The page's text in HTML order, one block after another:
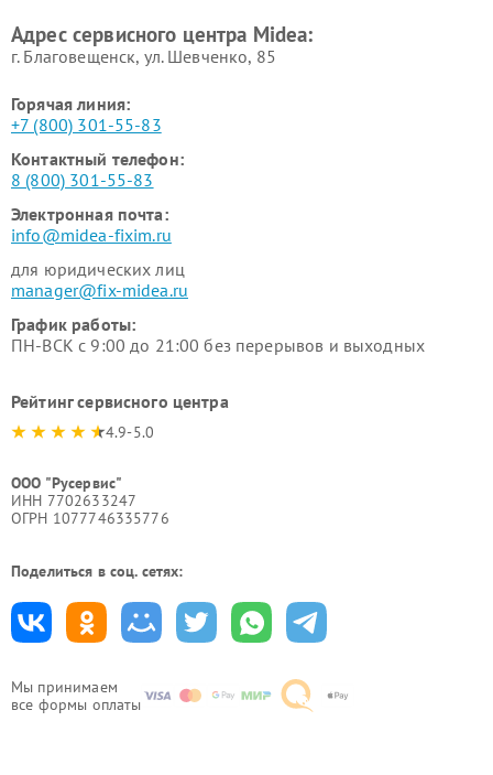
Мы принимаем
все формы оплаты
Midea
Адрес сервисного центра Midea:
г. Благовещенск, ул. Шевченко, 85
Горячая линия:
+7 (800) 301-55-83
Контактный телефон:
8 (800) 301-55-83
Электронная почта:
info@midea-fixim.ru
для юридических лиц
manager@fix-midea.ru
График работы:
ПН-ВСК с 9:00 до 21:00 без перерывов и выходных
Рейтинг сервисного центра
4.9-5.0
ООО "Русервис"
ИНН 7702633247
ОГРН 1077746335776
Поделиться в соц. сетях: